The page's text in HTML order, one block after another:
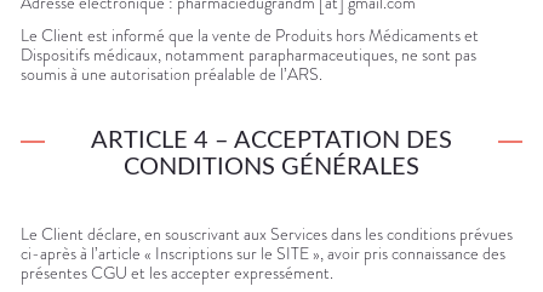
Le Client est informé que la vente de Produits hors Médicaments et
Dispositifs médicaux, notamment parapharmaceutiques, ne sont pas
soumis à une autorisation préalable de l’ARS.
ARTICLE 4 – ACCEPTATION DES
CONDITIONS GÉNÉRALES
Le Client déclare, en souscrivant aux Services dans les conditions prévues
ci-après à l’article « Inscriptions sur le SITE », avoir pris connaissance des
présentes CGU et les accepter expressément.